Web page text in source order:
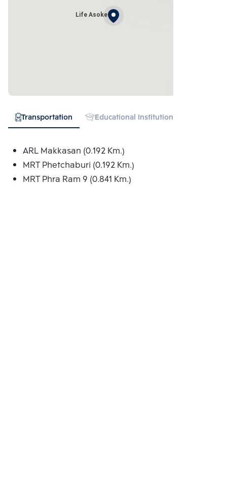
Life Asoke
Transportation Educational Institution
ARL Makkasan (0.192 Km.)
MRT Phetchaburi (0.192 Km.)
MRT Phra Ram 9 (0.841 Km.)